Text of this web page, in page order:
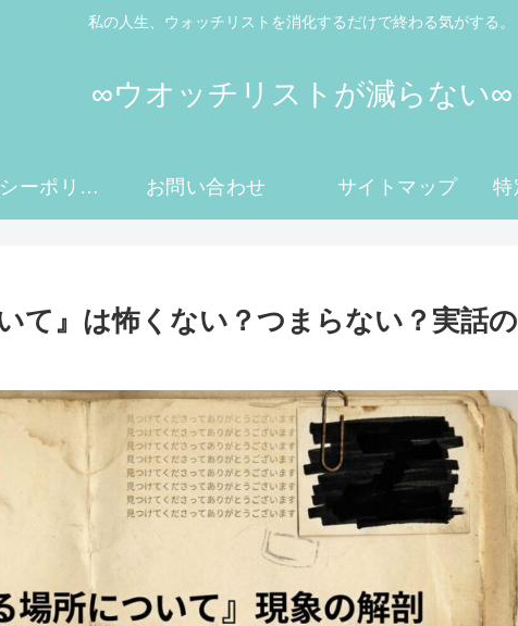
私の人生、ウォッチリストを消化するだけで終わる気がする。
∞ウオッチリストが減らない∞
プライバシーポリシー お問い合わせ サイトマップ
て』は怖くない？つまらない？実話の